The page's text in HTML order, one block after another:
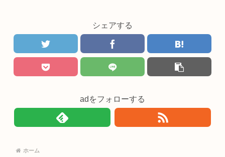
シェアする
adをフォローする
ホーム